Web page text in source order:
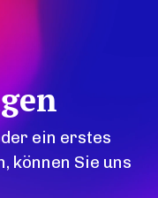
ein erstes
können Sie uns